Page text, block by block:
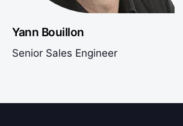
Yann Bouillon
Senior Sales Engineer